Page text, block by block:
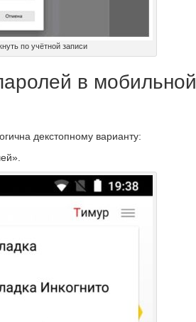
по учётной записи
в мобильной
декстопному варианту: